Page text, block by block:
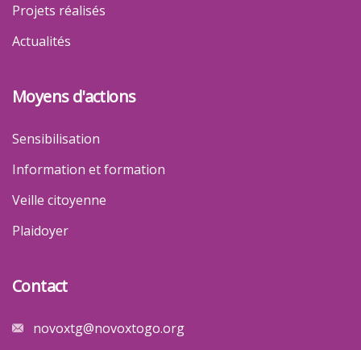
Projets réalisés
Actualités
Moyens d'actions
Sensibilisation
Information et formation
Veille citoyenne
Plaidoyer
Contact
novoxtg@novoxtogo.org